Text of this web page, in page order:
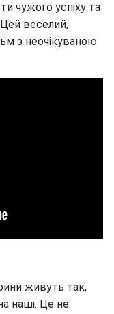
чужого успіху та
веселий,
з неочікуваною
живуть так,
наші. Це не